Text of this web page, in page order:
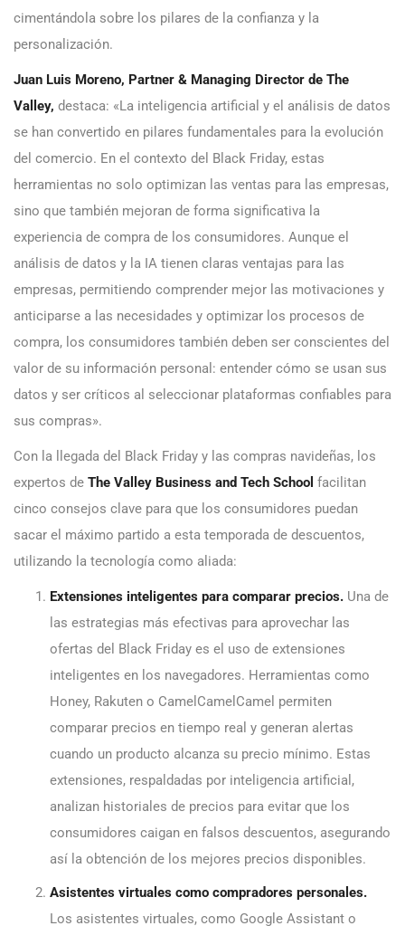
cimentándola sobre los pilares de la confianza y la
personalización.
Juan Luis Moreno, Partner & Managing Director de The
Valley, destaca: «La inteligencia artificial y el análisis de datos
se han convertido en pilares fundamentales para la evolución
del comercio. En el contexto del Black Friday, estas
herramientas no solo optimizan las ventas para las empresas,
sino que también mejoran de forma significativa la
experiencia de compra de los consumidores. Aunque el
análisis de datos y la IA tienen claras ventajas para las
empresas, permitiendo comprender mejor las motivaciones y
anticiparse a las necesidades y optimizar los procesos de
compra, los consumidores también deben ser conscientes del
valor de su información personal: entender cómo se usan sus
datos y ser críticos al seleccionar plataformas confiables para
sus compras».
Con la llegada del Black Friday y las compras navideñas, los
expertos de The Valley Business and Tech School facilitan
cinco consejos clave para que los consumidores puedan
sacar el máximo partido a esta temporada de descuentos,
utilizando la tecnología como aliada:
Extensiones inteligentes para comparar precios. Una de
las estrategias más efectivas para aprovechar las
ofertas del Black Friday es el uso de extensiones
inteligentes en los navegadores. Herramientas como
Honey, Rakuten o CamelCamelCamel permiten
comparar precios en tiempo real y generan alertas
cuando un producto alcanza su precio mínimo. Estas
extensiones, respaldadas por inteligencia artificial,
analizan historiales de precios para evitar que los
consumidores caigan en falsos descuentos, asegurando
así la obtención de los mejores precios disponibles.
Asistentes virtuales como compradores personales.
Los asistentes virtuales, como Google Assistant o